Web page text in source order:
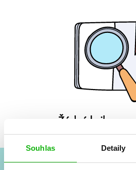
Souhlas Detaily
Žádné knihy